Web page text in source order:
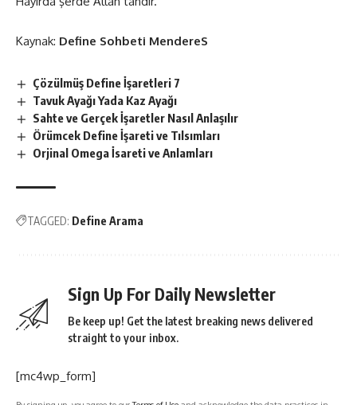
Kaynak: Define Sohbeti MendereS
Çözülmüş Define İşaretleri 7
Tavuk Ayağı Yada Kaz Ayağı
Sahte ve Gerçek İşaretler Nasıl Anlaşılır
Örümcek Define İşareti ve Tılsımları
Orjinal Omega İsareti ve Anlamları
TAGGED: Define Arama
Sign Up For Daily Newsletter
Be keep up! Get the latest breaking news delivered
straight to your inbox.
[mc4wp_form]